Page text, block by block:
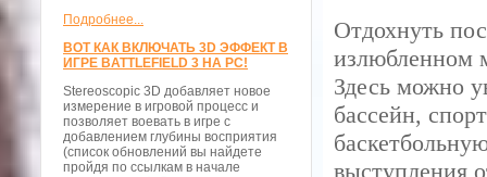
Подробнее...
ВОТ КАК ВКЛЮЧАТЬ 3D ЭФФЕКТ В
ИГРЕ BATTLEFIELD 3 НА PC!
Stereoscopic 3D добавляет новое
измерение в игровой процесс и
позволяет воевать в игре с
добавлением глубины восприятия
(список обновлений вы найдете
пройдя по ссылкам в начале
Отдохнуть
излюбленном
Здесь можно
бассейн,
выступления